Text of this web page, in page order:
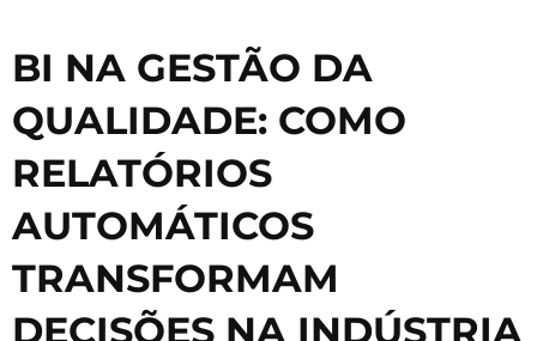
BI NA GESTÃO DA
QUALIDADE: COMO
RELATÓRIOS
AUTOMÁTICOS
TRANSFORMAM
DECISÕES NA INDÚSTRIA